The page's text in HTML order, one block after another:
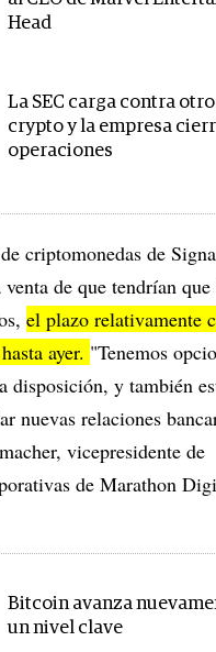
Head
La SEC carga contra
crypto y la empresa
operaciones
criptomonedas de
de que tendrían que
el plazo relativamente
ayer. "Tenemos
disposición, y también
nuevas relaciones
vicepresidente de
de Marathon
Bitcoin avanza
un nivel clave